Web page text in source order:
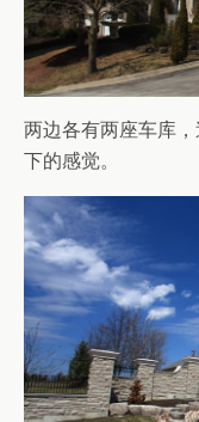
两边各有两座车库
下的感觉。